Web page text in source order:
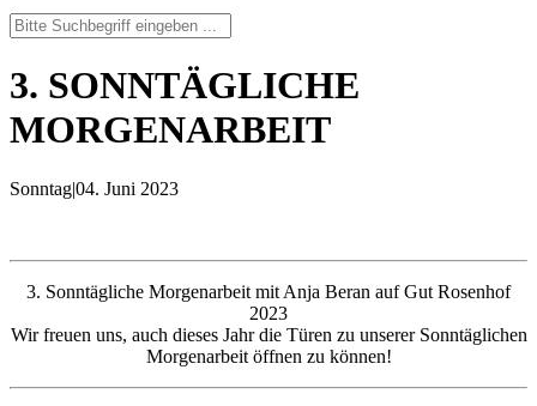
3. SONNTÄGLICHE
MORGENARBEIT
Sonntag|04. Juni 2023
3. Sonntägliche Morgenarbeit mit Anja Beran auf Gut Rosenhof
2023
Wir freuen uns, auch dieses Jahr die Türen zu unserer Sonntäglichen
Morgenarbeit öffnen zu können!